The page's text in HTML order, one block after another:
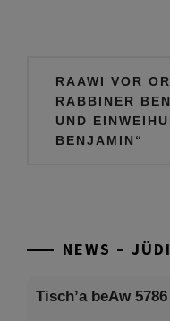
RAAWI VOR
RABBINER
UND
BENJAMIN“
NEWS –
Tisch’a beAw 5786